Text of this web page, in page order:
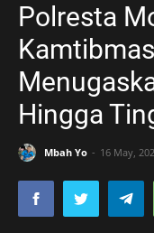
Polresta
Hingga
Mbah Yo 16 May,